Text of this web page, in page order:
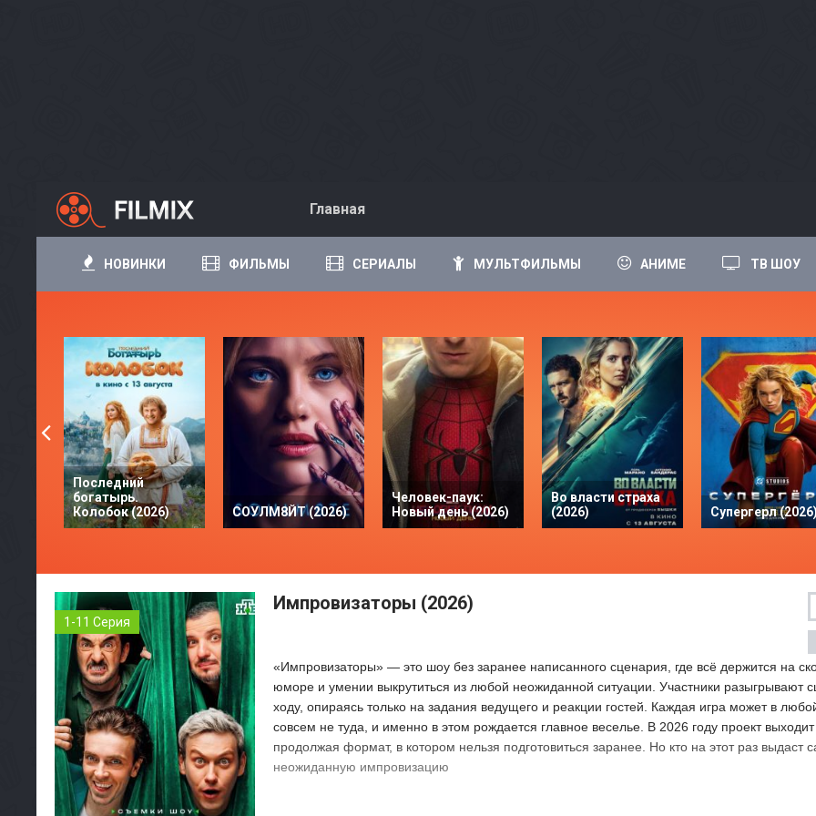
Главная
НОВИНКИ ФИЛЬМЫ СЕРИАЛЫ МУЛЬТФИЛЬМЫ АНИМЕ ТВ ШОУ
Последний
богатырь.
Колобок (2026)
СОУЛМ8ЙТ (2026)
Человек-паук:
Новый день (2026)
Во власти страха
(2026)
Супергерл
1-11 Серия
Импровизаторы (2026)
«Импровизаторы» — это шоу без заранее написанного сценария, где всё держится на
юморе и умении выкрутиться из любой неожиданной ситуации. Участники разыгрывают
ходу, опираясь только на задания ведущего и реакции гостей. Каждая игра может в
совсем не туда, и именно в этом рождается главное веселье. В 2026 году проект
продолжая формат, в котором нельзя подготовиться заранее. Но кто на этот раз выдаст
неожиданную импровизацию